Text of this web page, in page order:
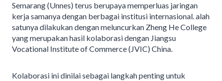
Semarang (Unnes) terus berupaya memperluas jaringan
kerja samanya dengan berbagai institusi internasional. alah
satunya dilakukan dengan meluncurkan Zheng He College
yang merupakan hasil kolaborasi dengan Jiangsu
Vocational Institute of Commerce (JVIC) China.
Kolaborasi ini dinilai sebagai langkah penting untuk